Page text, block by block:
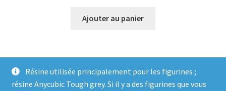
Résine utilisée principalement pour les figurines ;
résine Anycubic Tough grey. Si il y a des figurines que vous
Ajouter au panier